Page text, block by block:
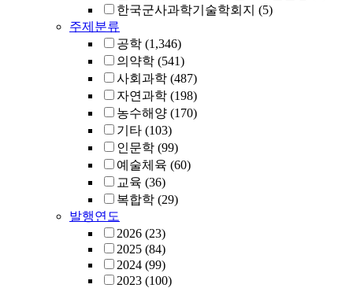
한국군사과학기술학회지 (5)
주제분류
공학 (1,346)
의약학 (541)
사회과학 (487)
자연과학 (198)
농수해양 (170)
기타 (103)
인문학 (99)
예술체육 (60)
교육 (36)
복합학 (29)
발행연도
2026 (23)
2025 (84)
2024 (99)
2023 (100)